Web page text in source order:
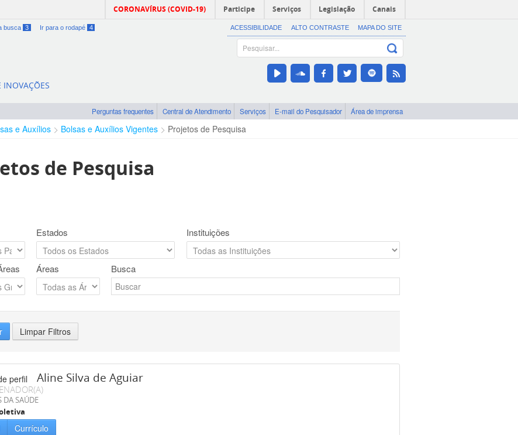
CORONAVÍRUS (COVID-19) Participe Serviços Legislação Canais
busca 3 Ir para o rodapé 4 ACESSIBILIDADE ALTO CONTRASTE MAPA DO SITE
Perguntas frequentes Central de Atendimento Serviços E-mail do Pesquisador Área de imprensa
e Auxílios Bolsas e Auxílios Vigentes Projetos de Pesquisa
de Pesquisa
Estados Instituições
Áreas Busca
Limpar Filtros
Aline Silva de Aguiar
DA SAÚDE
Currículo